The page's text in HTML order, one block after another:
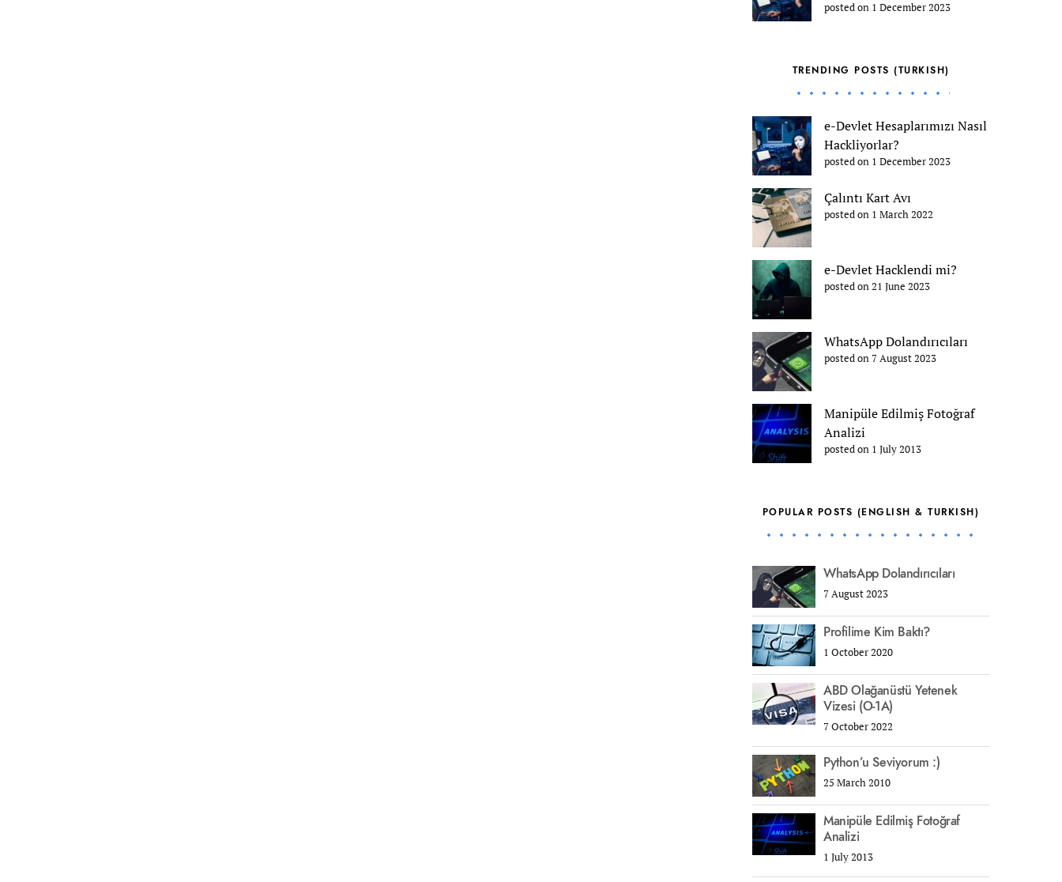
posted on 1 December 2023
TRENDING POSTS (TURKISH)
e-Devlet Hesaplarımızı Nasıl
Hackliyorlar?
posted on 1 December 2023
Çalıntı Kart Avı
posted on 1 March 2022
e-Devlet Hacklendi mi?
posted on 21 June 2023
WhatsApp Dolandırıcıları
posted on 7 August 2023
Manipüle Edilmiş Fotoğraf
Analizi
posted on 1 July 2013
POPULAR POSTS (ENGLISH & TURKISH)
WhatsApp Dolandırıcıları
7 August 2023
Profilime Kim Baktı?
1 October 2020
ABD Olağanüstü Yetenek
Vizesi (O-1A)
7 October 2022
Python’u Seviyorum :)
25 March 2010
Manipüle Edilmiş Fotoğraf
Analizi
1 July 2013